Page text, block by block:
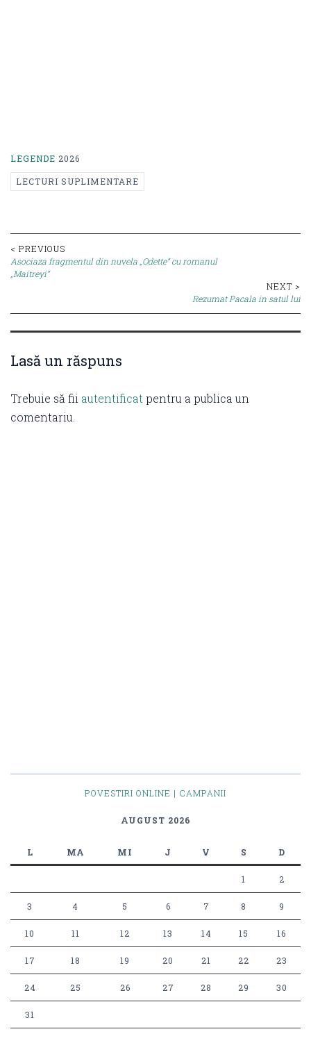
LEGENDE 2026
LECTURI SUPLIMENTARE
Post
navigation
< PREVIOUS
Asociaza fragmentul din nuvela „Odette” cu romanul
„Maitreyi”
NEXT >
Rezumat Pacala in satul lui
Lasă un răspuns
Trebuie să fii autentificat pentru a publica un
comentariu.
POVESTIRI ONLINE | CAMPANII
AUGUST 2026
L MA MI J V S D
1 2
3 4 5 6 7 8 9
10 11 12 13 14 15 16
17 18 19 20 21 22 23
24 25 26 27 28 29 30
31